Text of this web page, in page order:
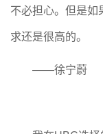
不必担心。但是如
求还是很高的。
——徐宁蔚